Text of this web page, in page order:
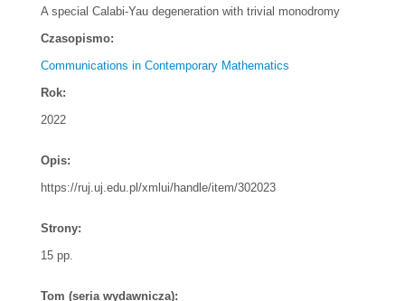
A special Calabi-Yau degeneration with trivial monodromy
Czasopismo:
Communications in Contemporary Mathematics
Rok:
2022
Opis:
https://ruj.uj.edu.pl/xmlui/handle/item/302023
Strony:
15 pp.
Tom (seria wydawnicza):